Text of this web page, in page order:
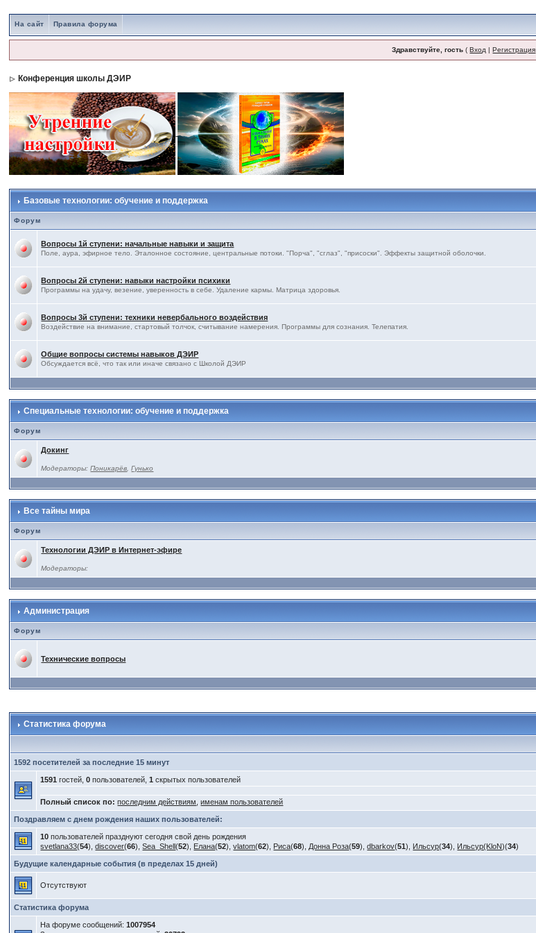
На сайт Правила форума
Здравствуйте, гость (Вход |Регистрация
Конференция школы ДЭИР
Базовые технологии: обучение и поддержка
Форум
Вопросы 1й ступени: начальные навыки и защита
Поле, аура, эфирное тело. Эталонное состояние, центральные потоки. "Порча", "сглаз", "присоски". Эффекты защитной оболочки.
Вопросы 2й ступени: навыки настройки психики
Программы на удачу, везение, уверенность в себе. Удаление кармы. Матрица здоровья.
Вопросы 3й ступени: техники невербального воздействия
Воздействие на внимание, стартовый толчок, считывание намерения. Программы для сознания. Телепатия.
Общие вопросы системы навыков ДЭИР
Обсуждается всё, что так или иначе связано с Школой ДЭИР
Специальные технологии: обучение и поддержка
Форум
Докинг
Модераторы:Поникарёв ,Гунько
Все тайны мира
Форум
Технологии ДЭИР в Интернет-эфире
Модераторы:
Администрация
Форум
Технические вопросы
Статистика форума
1592 посетителей за последние 15 минут
1591 гостей,0 пользователей,1 скрытых пользователей
Полный список по: последним действиям ,именам пользователей
Поздравляем с днем рождения наших пользователей:
10 пользователей празднуют сегодня свой день рождения
svetlana33(54),discover(66),Sea_Shell(52), Елана(52),vlatom(62), Риса(68), Донна Роза(59),dbarkov(51), Ильсур(34), Ильсур(KloN)(34)
Будущие календарные события (в пределах 15 дней)
Отсутствуют
Статистика форума
На форуме сообщений:1007954